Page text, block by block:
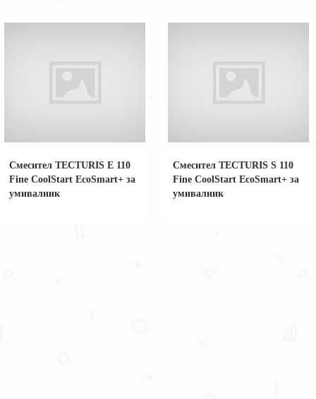
Смесител TECTURIS Е 110
Fine CoolStart EcoSmart+ за
умивалник
Смесител TECTURIS S 110
Fine CoolStart EcoSmart+ за
умивалник